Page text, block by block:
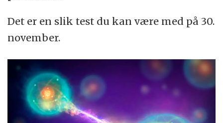
Det er en slik test du kan være med på 30.
november.